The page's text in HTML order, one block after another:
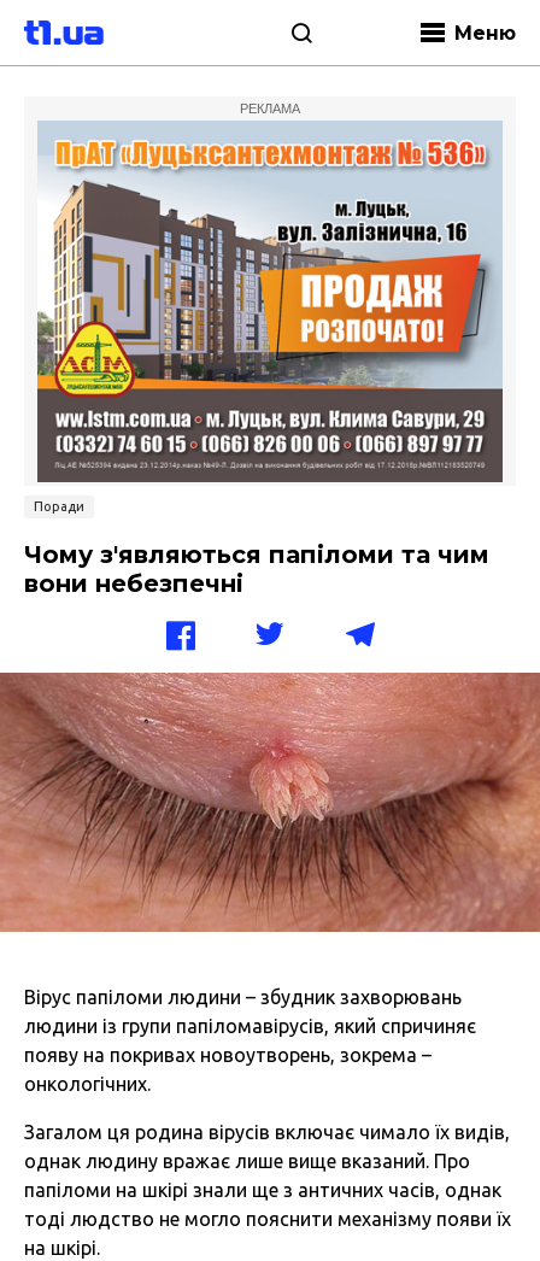
Меню
РЕКЛАМА
Поради
Чому з'являються папіломи та чим
вони небезпечні
Вірус папіломи людини – збудник захворювань
людини із групи папіломавірусів, який спричиняє
появу на покривах новоутворень, зокрема –
онкологічних.
Загалом ця родина вірусів включає чимало їх видів,
однак людину вражає лише вище вказаний. Про
папіломи на шкірі знали ще з античних часів, однак
тоді людство не могло пояснити механізму появи їх
на шкірі.